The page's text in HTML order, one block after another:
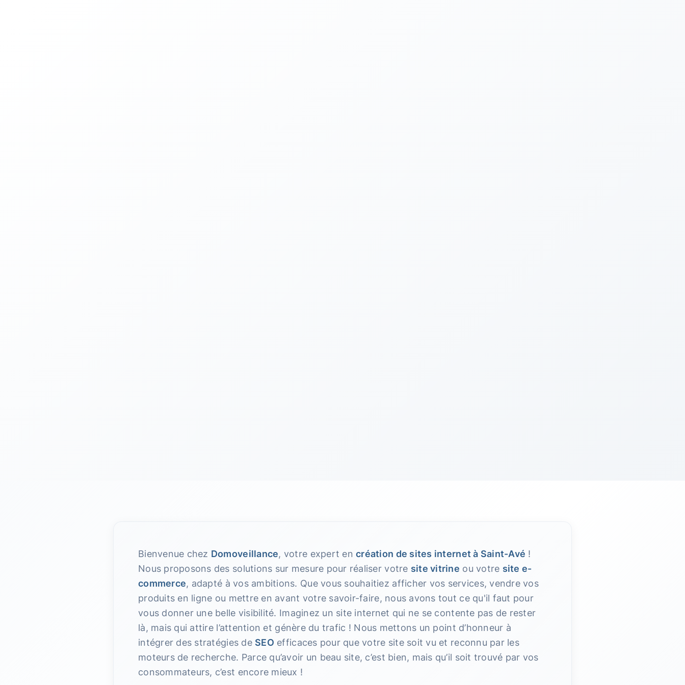
Bienvenue chez Domoveillance, votre expert encréation de sites internet à Saint-Avé !
Nous proposons des solutions sur mesure pour réaliser votre site vitrine ou votre site e-
commerce, adapté à vos ambitions. Que vous souhaitiez afficher vos services, vendre vos
produits en ligne ou mettre en avant votre savoir-faire, nous avons tout ce qu'il faut pour
vous donner une belle visibilité. Imaginez un site internet qui ne se contente pas de rester
là, mais qui attire l’attention et génère du trafic ! Nous mettons un point d’honneur à
intégrer des stratégies de SEO efficaces pour que votre site soit vu et reconnu par les
moteurs de recherche. Parce qu’avoir un beau site, c’est bien, mais qu’il soit trouvé par vos
consommateurs, c’est encore mieux !